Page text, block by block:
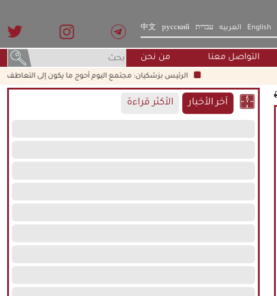
English العربيه עברית русский
中文
التواصل معنا من نحن
الرئيس بزشكيان: مجتمع اليوم أحوج ما يكون إلى التعاطف
آخر الأخبار الأكثر قراءة